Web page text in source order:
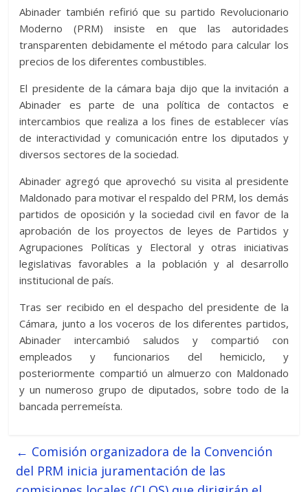
Abinader también refirió que su partido Revolucionario
Moderno (PRM) insiste en que las autoridades
transparenten debidamente el método para calcular los
precios de los diferentes combustibles.
El presidente de la cámara baja dijo que la invitación a
Abinader es parte de una política de contactos e
intercambios que realiza a los fines de establecer vías
de interactividad y comunicación entre los diputados y
diversos sectores de la sociedad.
Abinader agregó que aprovechó su visita al presidente
Maldonado para motivar el respaldo del PRM, los demás
partidos de oposición y la sociedad civil en favor de la
aprobación de los proyectos de leyes de Partidos y
Agrupaciones Políticas y Electoral y otras iniciativas
legislativas favorables a la población y al desarrollo
institucional de país.
Tras ser recibido en el despacho del presidente de la
Cámara, junto a los voceros de los diferentes partidos,
Abinader intercambió saludos y compartió con
empleados y funcionarios del hemiciclo, y
posteriormente compartió un almuerzo con Maldonado
y un numeroso grupo de diputados, sobre todo de la
bancada perremeísta.
← Comisión organizadora de la Convención
del PRM inicia juramentación de las